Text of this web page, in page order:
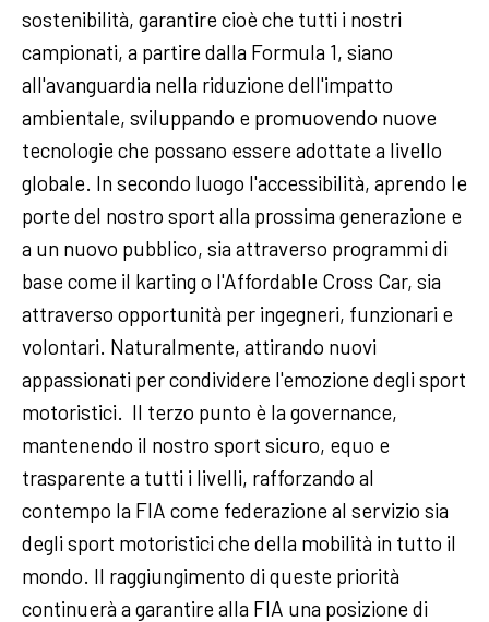
sostenibilità, garantire cioè che tutti i nostri
campionati, a partire dalla Formula 1, siano
all'avanguardia nella riduzione dell'impatto
ambientale, sviluppando e promuovendo nuove
tecnologie che possano essere adottate a livello
globale. In secondo luogo l'accessibilità, aprendo le
porte del nostro sport alla prossima generazione e
a un nuovo pubblico, sia attraverso programmi di
base come il karting o l'Affordable Cross Car, sia
attraverso opportunità per ingegneri, funzionari e
volontari. Naturalmente, attirando nuovi
appassionati per condividere l'emozione degli sport
motoristici. Il terzo punto è la governance,
mantenendo il nostro sport sicuro, equo e
trasparente a tutti i livelli, rafforzando al
contempo la FIA come federazione al servizio sia
degli sport motoristici che della mobilità in tutto il
mondo. Il raggiungimento di queste priorità
continuerà a garantire alla FIA una posizione di